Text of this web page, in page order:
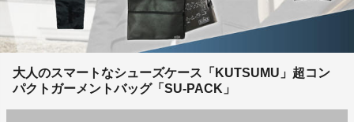
大人のスマートなシューズケース「KUTSUMU」超コン
パクトガーメントバッグ「SU-PACK」